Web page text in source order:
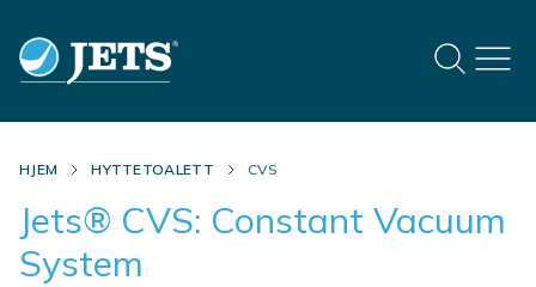
HJEM HYTTETOALETT CVS
Jets® CVS: Constant Vacuum
System